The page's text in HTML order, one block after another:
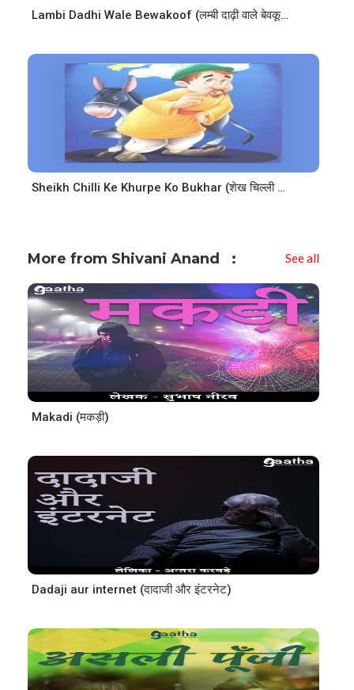
Lambi Dadhi Wale Bewakoof (लम्बी दाढ़ी वाले बेवकूफ)
Sheikh Chilli Ke Khurpe Ko Bukhar (शेख चिल्ली के खुरपे को बुखार)
More from Shivani Anand See all
Makadi (मकड़ी)
Dadaji aur internet (दादाजी और इंटरनेट)